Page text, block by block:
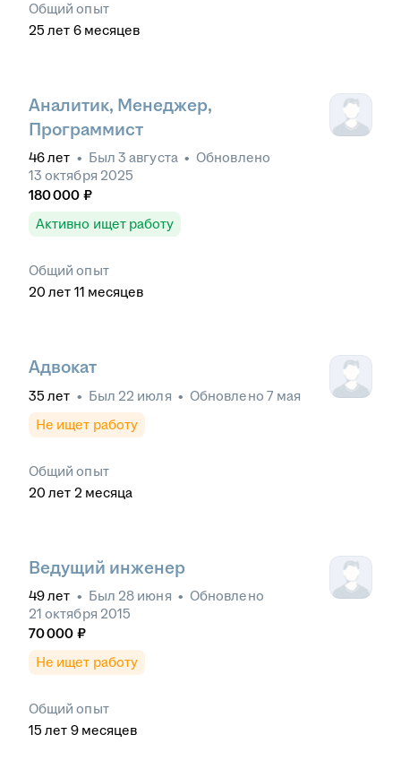
Общий опыт
25 лет 6 месяцев
Аналитик, Менеджер,
Программист
46лет • Был 3 августа • Обновлено
13 октября 2025
180 000 ₽
Активно ищет работу
Общий опыт
20 лет 11 месяцев
Адвокат
35 лет • Был 22 июля • Обновлено 7 мая
Не ищет работу
Общий опыт
20 лет 2 месяца
Ведущий инженер
49лет • Был 28 июня • Обновлено
21 октября 2015
70 000 ₽
Не ищет работу
Общий опыт
15 лет 9 месяцев